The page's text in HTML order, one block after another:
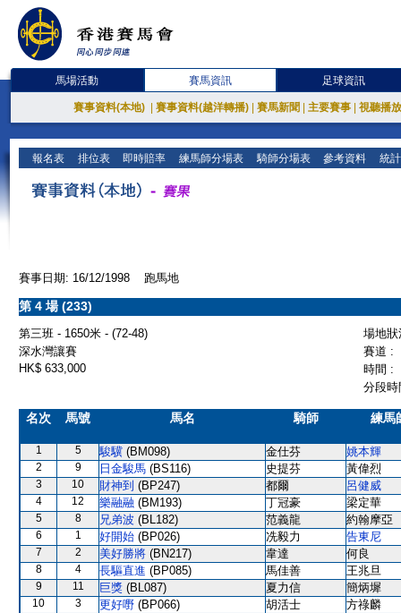
馬場活動 賽馬資訊 足球資訊
賽事資料(本地) 賽事資料(越洋轉播) 賽馬新聞 主要賽事 視聽播
報名表 排位表 即時賠率 練馬師分場表 騎師分場表 參考資料 統
賽事日期: 16/12/1998 跑馬地
第 4 場 (233)
第三班 - 1650米 - (72-48)
場地
深水灣讓賽
賽道 :
HK$ 633,000
時間 :
分段
名次 馬號 馬名 騎師 練馬
1 5 駿驥 (BM098) 金仕芬 姚本輝
2 9 日金駿馬 (BS116) 史提芬 黃偉烈
3 10 財神到 (BP247) 都爾 呂健威
4 12 樂融融 (BM193) 丁冠豪 梁定華
5 8 兄弟波 (BL182) 范義龍 約翰摩亞
6 1 好開始 (BP026) 冼毅力 告東尼
7 2 美好勝將 (BN217) 韋達 何良
8 4 長驅直進 (BP085) 馬佳善 王兆旦
9 11 巨獎 (BL087) 夏力信 簡炳墀
10 3 更好嘢 (BP066) 胡活士 方祿麟